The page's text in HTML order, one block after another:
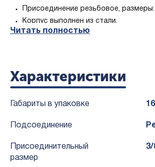
Присоединение резьбовое, размеры:
Корпус выполнен из стали.
Подходит для различных типов
Читать полностью
Характеристики
Габариты в упаковке
Подсоединение
Присоединительный
размер
3/